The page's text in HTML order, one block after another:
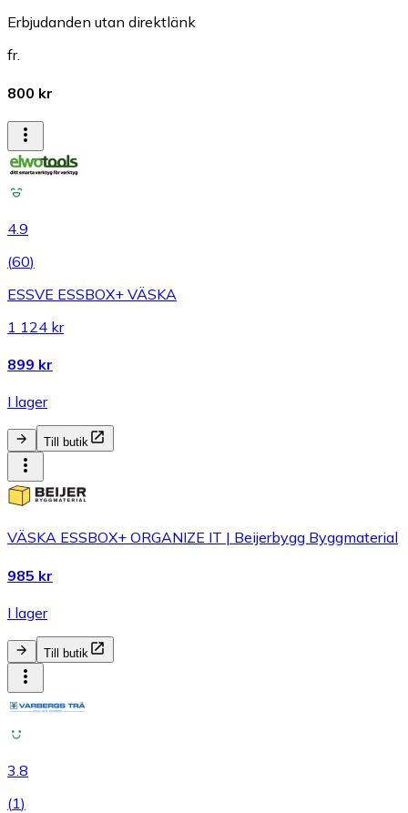
Erbjudanden utan direktlänk
fr.
800 kr
4.9
(60)
ESSVE ESSBOX+ VÄSKA
1 124 kr
899 kr
I lager
Till butik
VÄSKA ESSBOX+ ORGANIZE IT | Beijerbygg Byggmaterial
985 kr
I lager
Till butik
3.8
(1)